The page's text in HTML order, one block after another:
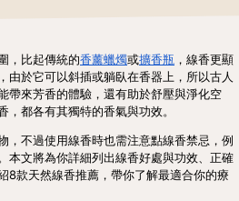
，比起傳統的香薰蠟燭或擴香瓶 ，線香更顯
由於它可以斜插或躺臥在香器上，所以古人
帶來芳香的體驗，還有助於舒壓與淨化空
都各有其獨特的香氣與功效。
，不過使用線香時也需注意點線香禁忌，例
本文將為你詳細列出線香好處與功效、正確
8款天然線香推薦，帶你了解最適合你的療